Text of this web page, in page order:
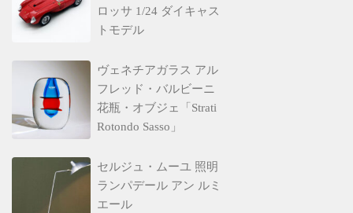
ロッサ 1/24 ダイキャス
トモデル
ヴェネチアガラス アル
フレッド・バルビーニ
花瓶・オブジェ「Strati
Rotondo Sasso」
セルジュ・ムーユ 照明
ランパデール アン ルミ
エール